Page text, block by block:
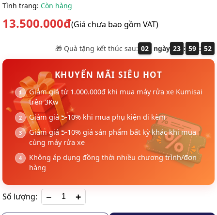
Tình trạng: Còn hàng
13.500.000đ(Giá chưa bao gồm VAT)
🎁 Quà tặng kết thúc sau: 02 ngày 23 : 59 : 51
KHUYẾN MÃI SIÊU HOT
Giảm giá từ 1.000.000đ khi mua máy rửa xe Kumisai
trên 3Kw
Giảm giá 5-10% khi mua phụ kiện đi kèm
Giảm giá 5-10% giá sản phẩm bất kỳ khác khi mua
cùng máy rửa xe
Không áp dụng đồng thời nhiều chương trình/đơn
hàng
Số lượng: +